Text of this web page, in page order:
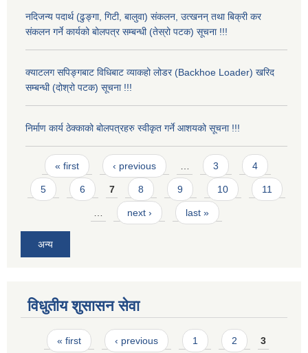
नदिजन्य पदार्थ (ढुङ्गा, गिटी, बालुवा) संकलन, उत्खनन् तथा बिक्री कर
संकलन गर्ने कार्यको बोलपत्र सम्बन्धी (तेस्रो पटक) सूचना !!!
क्याटलग सपिङ्गबाट विधिबाट व्याकहो लोडर (Backhoe Loader) खरिद
सम्बन्धी (दोश्रो पटक) सूचना !!!
निर्माण कार्य ठेक्काको बोलपत्रहरु स्वीकृत गर्ने आशयको सूचना !!!
Pages
« first ‹ previous 3 4
5 6 7 8 9 10 11
next › last »
अन्य
विधुतीय शुसासन सेवा
Pages
« first ‹ previous 1 2 3